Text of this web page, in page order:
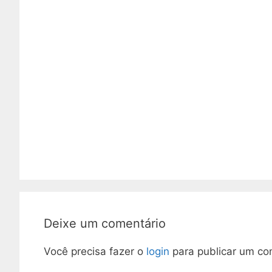
Deixe um comentário
Você precisa fazer o login para publicar um